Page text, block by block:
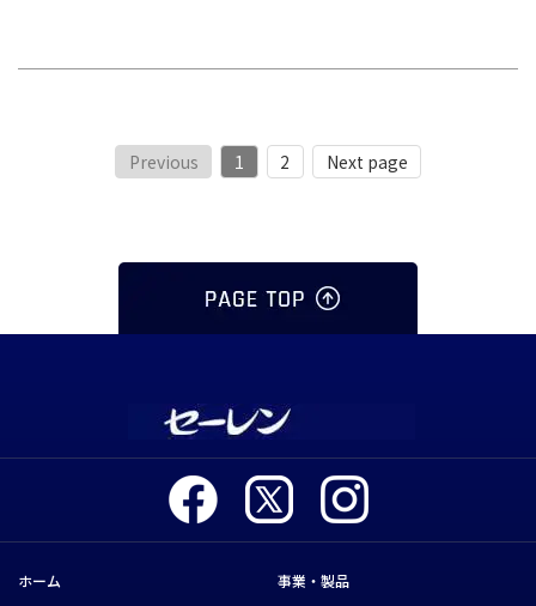
Previous Next page
1 2
ホーム 事業・製品